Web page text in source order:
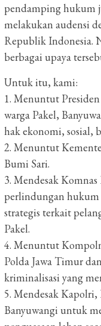
pendamping hukum
melakukan audensi
Republik Indonesia.
berbagai upaya
Untuk itu, kami:
1. Menuntut
warga Pakel,
hak ekonomi, sosial,
2. Menuntut
Bumi Sari.
3. Mendesak
perlindungan hukum
strategis terkait
Pakel.
4. Menuntut
Polda Jawa Timur
kriminalisasi yang
5. Mendesak
Banyuwangi untuk